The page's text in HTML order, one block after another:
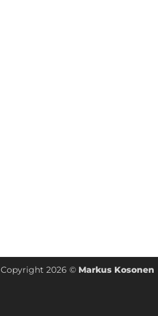
Copyright 2026 © Markus Kosonen